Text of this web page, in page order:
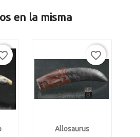
en la misma
Allosaurus
favorite_border